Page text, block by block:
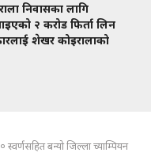
निवासका लागि
२ करोड फिर्ता लिन
शेखर कोइरालाको
बन्यो जिल्ला च्याम्पियन